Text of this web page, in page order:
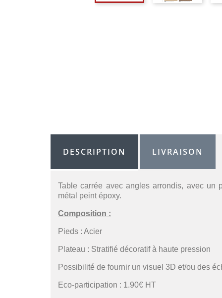
DESCRIPTION LIVRAISON
Table carrée avec angles arrondis, avec un
métal peint époxy.
Composition :
Pieds : Acier
Plateau : Stratifié décoratif à haute pression
Possibilité de fournir un visuel 3D et/ou des
Eco-participation : 1.90€ HT